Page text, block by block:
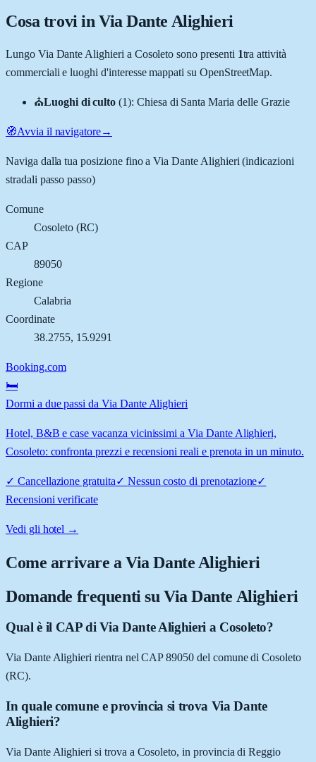
Cosa trovi in Via Dante Alighieri
Lungo Via Dante Alighieri a Cosoleto sono presenti 1tra attività
commerciali e luoghi d'interesse mappati su OpenStreetMap.
⛪Luoghi di culto (1): Chiesa di Santa Maria delle Grazie
🧭Avvia il navigatore→
Naviga dalla tua posizione fino aVia Dante Alighieri (indicazioni
stradali passo passo)
Comune
Cosoleto(RC)
CAP
89050
Regione
Calabria
Coordinate
38.2755, 15.9291
Booking.com
🛏️
Dormi a due passi da Via Dante Alighieri
Hotel, B&B e case vacanza vicinissimi a Via Dante Alighieri,
Cosoleto: confronta prezzi e recensioni reali e prenota in un minuto.
✓ Cancellazione gratuita✓ Nessun costo di prenotazione✓
Recensioni verificate
Vedi gli hotel →
Come arrivare aVia Dante Alighieri
Domande frequenti su Via Dante Alighieri
Qual è il CAP di Via Dante Alighieri a Cosoleto?
Via Dante Alighieri rientra nel CAP 89050 del comune di Cosoleto
(RC).
In quale comune e provincia si trova Via Dante
Alighieri?
Via Dante Alighieri si trova a Cosoleto, in provincia di Reggio